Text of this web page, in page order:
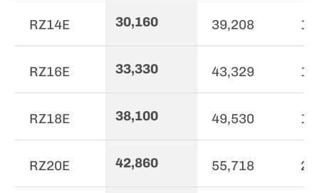
RZ14E 30,160 39,208
RZ16E 33,330 43,329 16
RZ18E 38,100 49,530
RZ20E 42,860 55,718